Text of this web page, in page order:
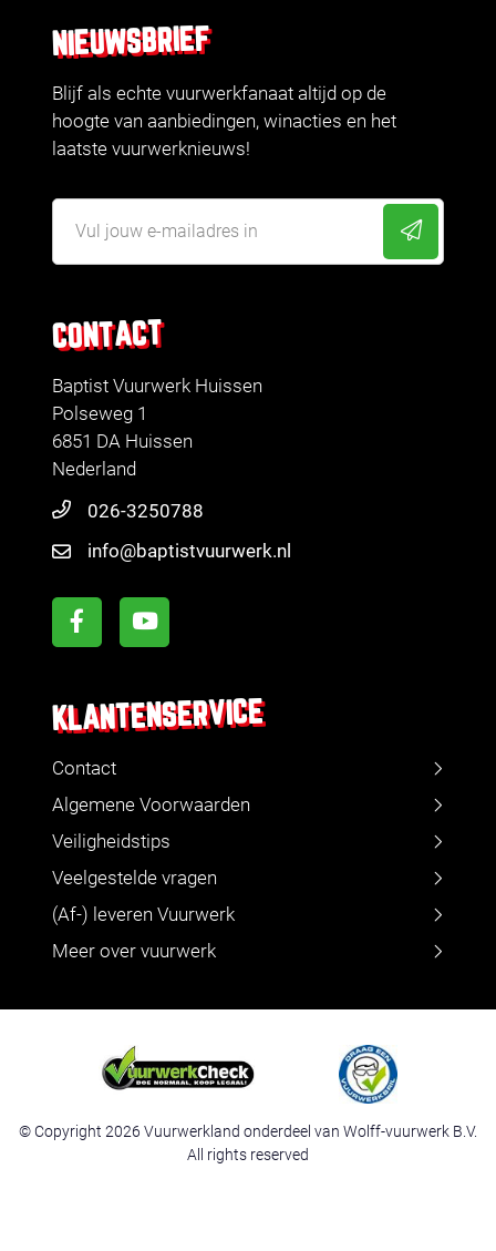
CONTACT
Baptist Vuurwerk Huissen
Polseweg 1
6851 DA Huissen
Nederland
026-3250788
info@baptistvuurwerk.nl
KLANTENSERVICE
Contact
Algemene Voorwaarden
Veiligheidstips
Veelgestelde vragen
(Af-) leveren Vuurwerk
Meer over vuurwerk
NIEUWSBRIEF
Blijf als echte vuurwerkfanaat altijd op de
hoogte van aanbiedingen, winacties en het
laatste vuurwerknieuws!
© Copyright 2026 Vuurwerkland onderdeel van Wolff-vuurwerk B.V.
All rights reserved